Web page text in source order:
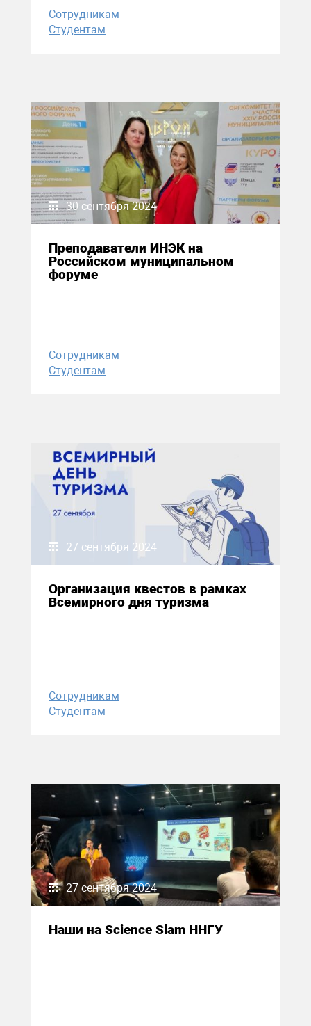
Сотрудникам
Студентам
30 сентября 2024
Преподаватели ИНЭК на
Российском муниципальном
форуме
Сотрудникам
Студентам
27 сентября 2024
Организация квестов в рамках
Всемирного дня туризма
Сотрудникам
Студентам
27 сентября 2024
Наши на Science Slam ННГУ